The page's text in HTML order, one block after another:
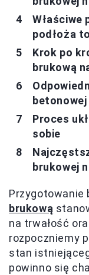
Właściwe
podłoża
Krok po
brukową
Proces
sobie
brukowej
Przygotowanie
brukową
na trwałość
rozpoczniemy
stan
powinno się